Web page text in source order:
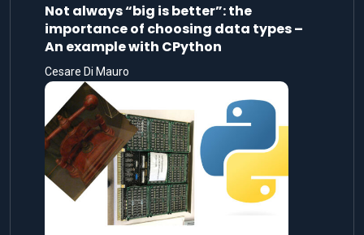
Not always “big is better”: the
importance of choosing data types –
An example with CPython
Cesare Di Mauro